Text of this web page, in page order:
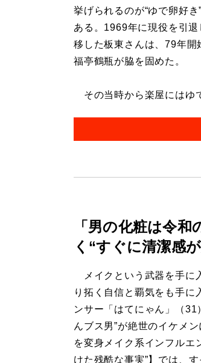
挙げられるのが“ゆで卵好
ある。1969年に現役を引
移した板東さんは、79年
福亭鶴瓶が脇を固めた。
その当時から楽屋にはゆ
「男の化粧は令
く“すぐに清潔感
メイクという武器を手に
り拓く自信と覇気をも手に
ンサー「はてにゃん」（31
んブス男”が絶世のイケメ
を変身メイク系インフルエ
けた残酷な事実”】では、